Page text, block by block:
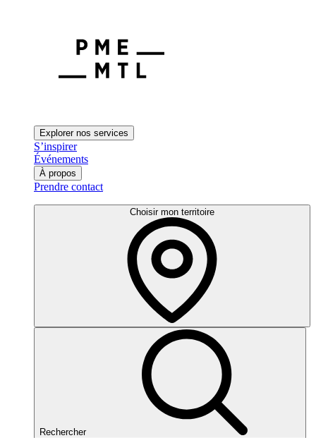
Explorer nos services
S’inspirer
Événements
À propos
Prendre contact
Choisir mon territoire
Rechercher